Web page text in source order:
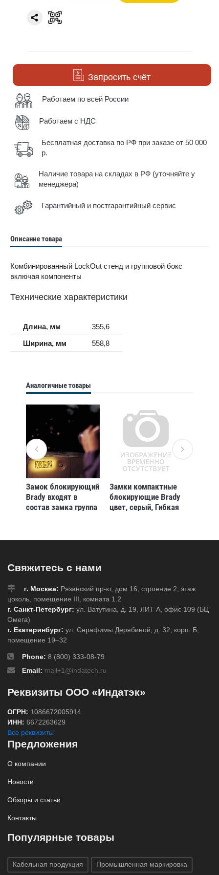
Запросить счёт
Работаем по всей России
Работаем с НДС
Бесплатная доставка по РФ при заказе от 50 000
р.
Наличие товара на складах в РФ (уточняйте у
менеджера)
Гарантийный и постгарантийный сервис
Описание товара
Комбинированный LockOut стенд и групповой бокс
включая компоненты
Технические характеристики
Длина, мм
355,6
Ширина, мм
558,8
Аналогичные товары
Замок блокирующий
Brady входят в
состав замка группа
Замки компактные
блокирующие Brady
цвет, серый, Гибкая
Химически инертен,
Свяжитесь с нами
г. Москва: Рязанский пр-кт, дом 16, строение 2, этаж
цоколь, помещение III, комната 1.2
г. Санкт-Петербург: ул. Ватутина, д. 19, ЛИТ А, офис 109 (БЦ
Омега)
г. Екатеринбург: ул. Серафимы Дерябиной, д. 32, корп. Б,
помещение 19–32
Phone: 8 (800) 333-08-79
Email: mail+1@indatech.ru
Реквизиты ООО «Индатэк»
ОГРН: 1086672005914
ИНН: 6672263629
Все реквизиты
Предложения
О компании
Новости
Обзоры и статьи
Контакты
Популярные товары
Кабельная продукция Промышленная маркировка